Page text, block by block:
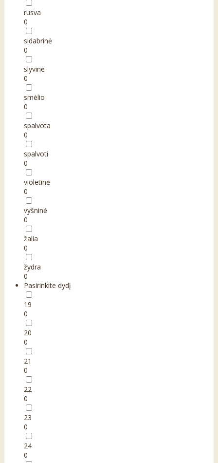
rusva
0
sidabrinė
0
slyvinė
0
smėlio
0
spalvota
0
spalvoti
0
violetinė
0
vyšninė
0
žalia
0
žydra
0
Pasirinkite dydį
19
0
20
0
21
0
22
0
23
0
24
0